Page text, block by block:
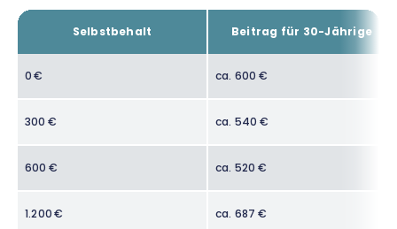
Selbstbehalt Beitrag für 30-Jährige
0 € ca. 600 €
300 € ca. 540 €
600 € ca. 520 €
1.200 € ca. 687 €
Private Krankenversicherung: Das Wichtigste im
Überblick
GKV vs. PKV: Unterschiede